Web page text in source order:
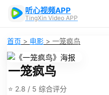
听心视频APP
TingXin Video APP
首页 > 电影 > 一笼疯鸟
一笼疯鸟
⭐ 2.8 / 5 综合评分